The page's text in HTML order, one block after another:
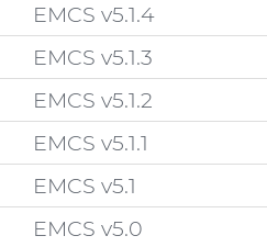
EMCS v5.1.4
EMCS v5.1.3
EMCS v5.1.2
EMCS v5.1.1
EMCS v5.1
EMCS v5.0